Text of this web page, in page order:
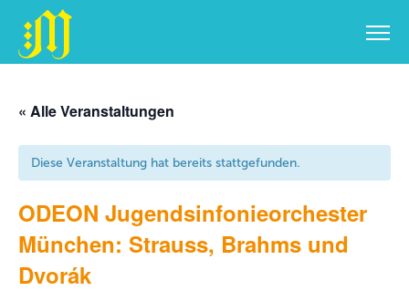
springen
« Alle Veranstaltungen
Diese Veranstaltung hat bereits stattgefunden.
ODEON Jugendsinfonieorchester
München: Strauss, Brahms und
Dvorák